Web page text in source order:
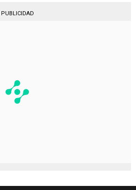
PUBLICIDAD